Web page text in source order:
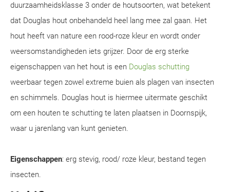
duurzaamheidsklasse 3 onder de houtsoorten, wat betekent
dat Douglas hout onbehandeld heel lang mee zal gaan. Het
hout heeft van nature een rood-roze kleur en wordt onder
weersomstandigheden iets grijzer. Door de erg sterke
eigenschappen van het hout is een Douglas schutting
weerbaar tegen zowel extreme buien als plagen van insecten
en schimmels. Douglas hout is hiermee uitermate geschikt
om een houten te schutting te laten plaatsen in Doornspijk,
waar u jarenlang van kunt genieten.
Eigenschappen: erg stevig, rood/ roze kleur, bestand tegen
insecten.